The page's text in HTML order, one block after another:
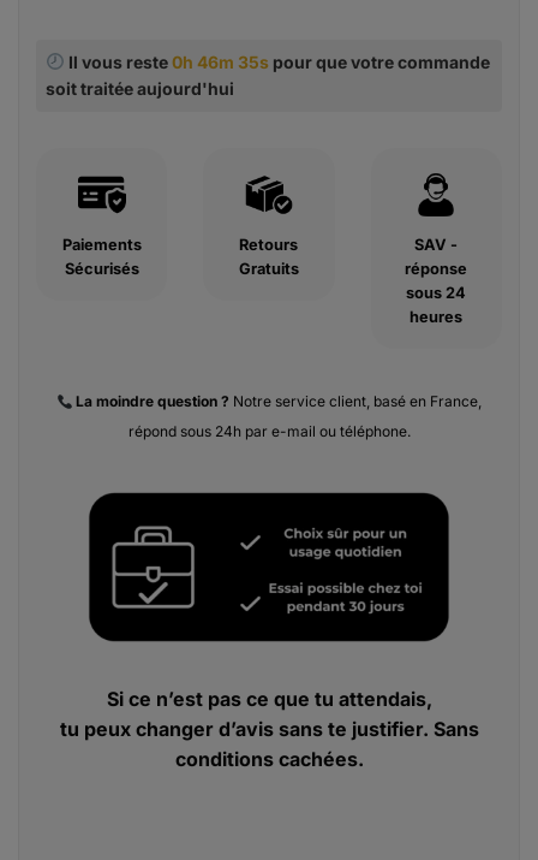
Il vous reste0h 46m 34spour que votre commande
soit traitée aujourd'hui
Paiements
Sécurisés
Retours
Gratuits
SAV -
réponse
sous 24
heures
La moindre question ? Notre service client, basé en France,
répond sous 24h par e-mail ou téléphone.
Si ce n’est pas ce que tu attendais,
tu peux changer d’avis sans te justifier. Sans
conditions cachées.